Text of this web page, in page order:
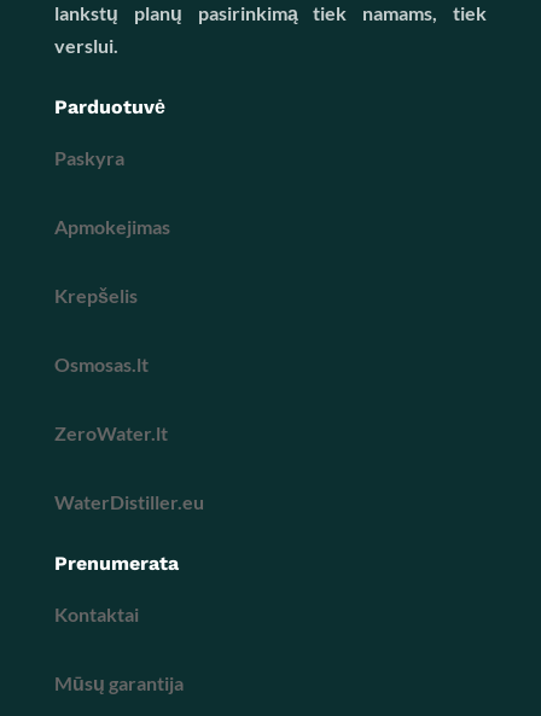
lankstų planų pasirinkimą tiek namams, tiek
verslui.
Parduotuvė
Paskyra
Apmokejimas
Krepšelis
Osmosas.lt
ZeroWater.lt
WaterDistiller.eu
Prenumerata
Kontaktai
Mūsų garantija